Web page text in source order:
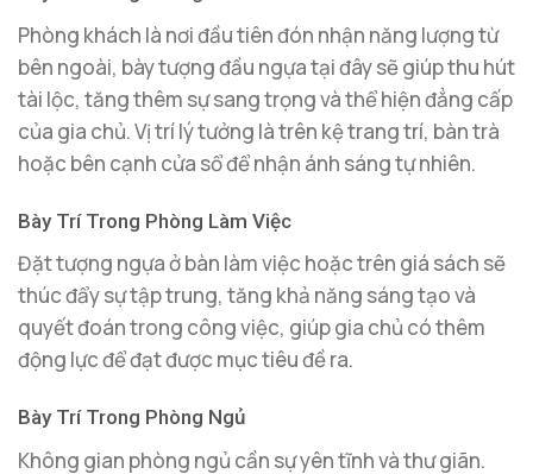
Phòng khách là nơi đầu tiên đón nhận năng lượng từ
bên ngoài, bày tượng đầu ngựa tại đây sẽ giúp thu hút
tài lộc, tăng thêm sự sang trọng và thể hiện đẳng cấp
của gia chủ. Vị trí lý tưởng là trên kệ trang trí, bàn trà
hoặc bên cạnh cửa sổ để nhận ánh sáng tự nhiên.
Bày Trí Trong Phòng Làm Việc
Đặt tượng ngựa ở bàn làm việc hoặc trên giá sách sẽ
thúc đẩy sự tập trung, tăng khả năng sáng tạo và
quyết đoán trong công việc, giúp gia chủ có thêm
động lực để đạt được mục tiêu đề ra.
Bày Trí Trong Phòng Ngủ
Không gian phòng ngủ cần sự yên tĩnh và thư giãn.